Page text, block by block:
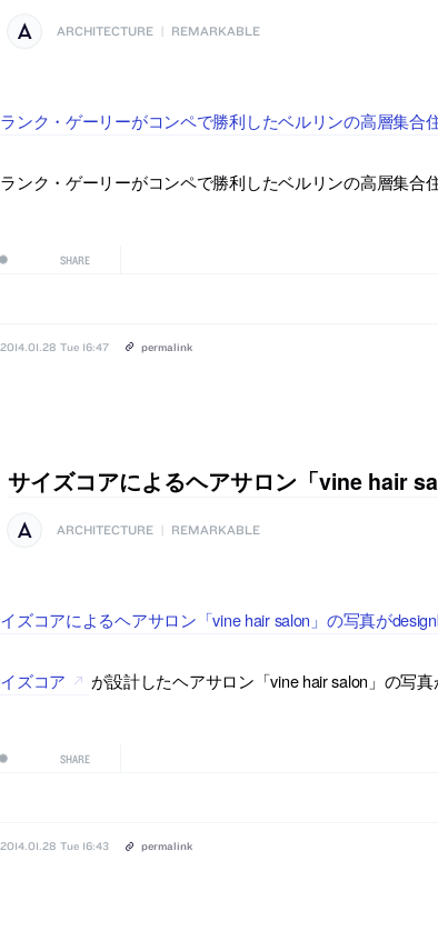
ARCHITECTURE REMARKABLE
ンク・ゲーリーがコンペで勝利したベルリンの高層集合
ンク・ゲーリーがコンペで勝利したベルリンの高層集合
SHARE
2014.01.28 Tue 16:47 permalink
サイズコアによるヘアサロン「vine hair
ARCHITECTURE REMARKABLE
ズコアによるヘアサロン「vine hair salon」の写真が
ズコア が設計したヘアサロン「vine hair salon」の写
SHARE
2014.01.28 Tue 16:43 permalink